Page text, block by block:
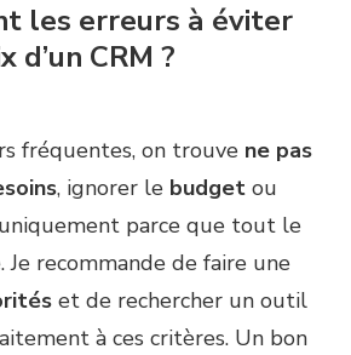
les erreurs à éviter
d’un CRM ?
fréquentes, on trouve ne pas
, ignorer le budget ou
parce que tout le
Je recommande de faire une
et de rechercher un outil
à ces critères. Un bon